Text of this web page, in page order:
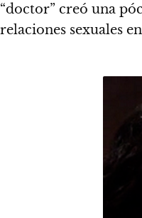
“doctor” creó una
relaciones sexuales